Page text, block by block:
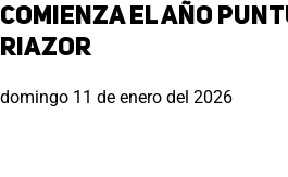
comienza el año
Riazor
domingo 11 de enero del 2026